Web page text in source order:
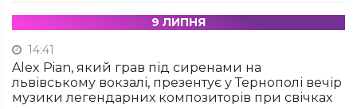
9 ЛИПНЯ
14:41
Alex Pian, який грав під сиренами на
львівському вокзалі, презентує у Тернополі вечір
музики легендарних композиторів при свічках